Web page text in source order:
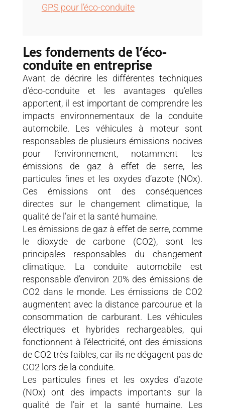
GPS pour l’éco-conduite
Les fondements de l’éco-
conduite en entreprise
Avant de décrire les différentes techniques
d’éco-conduite et les avantages qu’elles
apportent, il est important de comprendre les
impacts environnementaux de la conduite
automobile. Les véhicules à moteur sont
responsables de plusieurs émissions nocives
pour l’environnement, notamment les
émissions de gaz à effet de serre, les
particules fines et les oxydes d’azote (NOx).
Ces émissions ont des conséquences
directes sur le changement climatique, la
qualité de l’air et la santé humaine.
Les émissions de gaz à effet de serre, comme
le dioxyde de carbone (CO2), sont les
principales responsables du changement
climatique. La conduite automobile est
responsable d’environ 20% des émissions de
CO2 dans le monde. Les émissions de CO2
augmentent avec la distance parcourue et la
consommation de carburant. Les véhicules
électriques et hybrides rechargeables, qui
fonctionnent à l’électricité, ont des émissions
de CO2 très faibles, car ils ne dégagent pas de
CO2 lors de la conduite.
Les particules fines et les oxydes d’azote
(NOx) ont des impacts importants sur la
qualité de l’air et la santé humaine. Les